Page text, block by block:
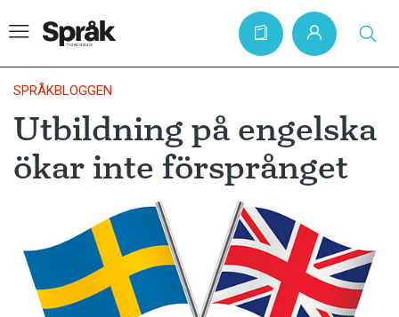
Hem
Artiklar
Språkfrågor
Skrivtips
Bokrecensioner
SPRÅKBLOGGEN
Utbildning på engelska
ökar inte försprånget